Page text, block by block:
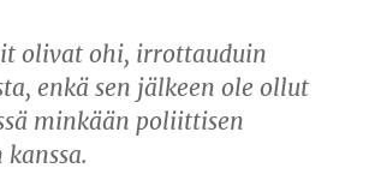
olivat ohi, irrottauduin
enkä sen jälkeen ole ollut
minkään poliittisen
kanssa.